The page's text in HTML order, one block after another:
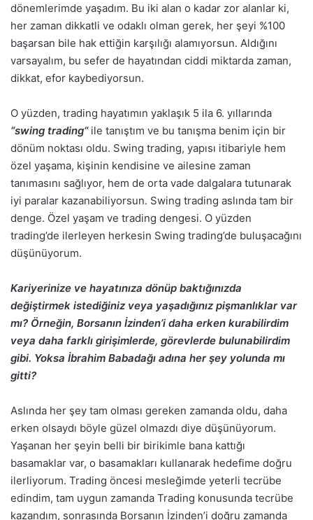
dönemlerimde yaşadım. Bu iki alan o kadar zor alanlar ki,
her zaman dikkatli ve odaklı olman gerek, her şeyi %100
başarsan bile hak ettiğin karşılığı alamıyorsun. Aldığını
varsayalım, bu sefer de hayatından ciddi miktarda zaman,
dikkat, efor kaybediyorsun.
O yüzden, trading hayatımın yaklaşık 5 ila 6. yıllarında
“swing trading“ile tanıştım ve bu tanışma benim için bir
dönüm noktası oldu. Swing trading, yapısı itibariyle hem
özel yaşama, kişinin kendisine ve ailesine zaman
tanımasını sağlıyor, hem de orta vade dalgalara tutunarak
iyi paralar kazanabiliyorsun. Swing trading aslında tam bir
denge. Özel yaşam ve trading dengesi. O yüzden
trading’de ilerleyen herkesin Swing trading’de buluşacağını
düşünüyorum.
Kariyerinize ve hayatınıza dönüp baktığınızda
değiştirmek istediğiniz veya yaşadığınız pişmanlıklar var
mı? Örneğin, Borsanın İzinden’i daha erken kurabilirdim
veya daha farklı girişimlerde, görevlerde bulunabilirdim
gibi. Yoksa İbrahim Babadağı adına her şey yolunda mı
gitti?
Aslında her şey tam olması gereken zamanda oldu, daha
erken olsaydı böyle güzel olmazdı diye düşünüyorum.
Yaşanan her şeyin belli bir birikimle bana kattığı
basamaklar var, o basamakları kullanarak hedefime doğru
ilerliyorum. Trading öncesi mesleğimde yeterli tecrübe
edindim, tam uygun zamanda Trading konusunda tecrübe
kazandım, sonrasında Borsanın İzinden’i doğru zamanda